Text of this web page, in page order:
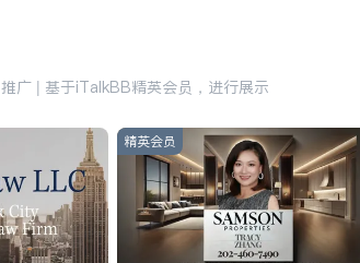
推广 | 基于iTalkBB精英会员，进行展示
精英会员